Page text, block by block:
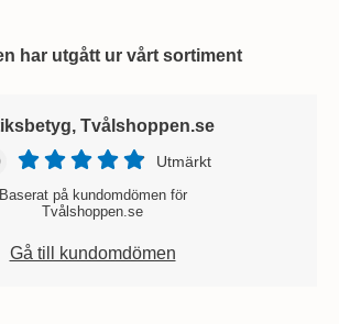
har utgått ur vårt sortiment
Tvålshoppen.se
Utmärkt
Baserat på kundomdömen för
Tvålshoppen.se
Gå till kundomdömen